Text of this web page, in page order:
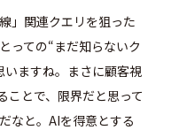
」関連クエリを狙った
っての“まだ知らないク
ますね。まさに顧客視
ことで、限界だと思って
なと。AIを得意とする